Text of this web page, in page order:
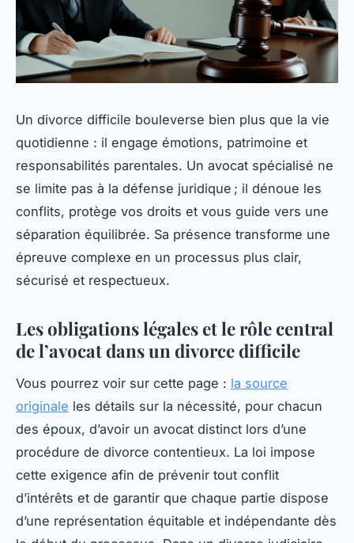
Un divorce difficile bouleverse bien plus que la vie
quotidienne : il engage émotions, patrimoine et
responsabilités parentales. Un avocat spécialisé ne
se limite pas à la défense juridique ; il dénoue les
conflits, protège vos droits et vous guide vers une
séparation équilibrée. Sa présence transforme une
épreuve complexe en un processus plus clair,
sécurisé et respectueux.
Les obligations légales et le rôle central
de l’avocat dans un divorce difficile
Vous pourrez voir sur cette page : la source
originale les détails sur la nécessité, pour chacun
des époux, d’avoir un avocat distinct lors d’une
procédure de divorce contentieux. La loi impose
cette exigence afin de prévenir tout conflit
d’intérêts et de garantir que chaque partie dispose
d’une représentation équitable et indépendante dès